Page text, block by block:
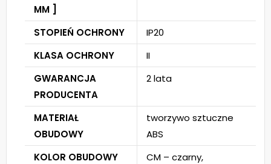
MM ]
STOPIEŃ OCHRONY
IP20
KLASA OCHRONY
II
GWARANCJA
PRODUCENTA
2 lata
MATERIAŁ
OBUDOWY
tworzywo sztuczne
ABS
KOLOR OBUDOWY
CM – czarny,